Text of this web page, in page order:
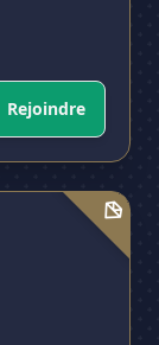
Rejoindre